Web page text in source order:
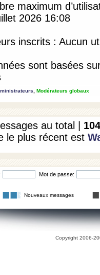
maximum
2026 16:08
inscrits : Aucun
sont basées
Modérateurs globaux
au total | 104
le plus récent est
Mot de passe:
Nouveaux messages
Copyright 2006-